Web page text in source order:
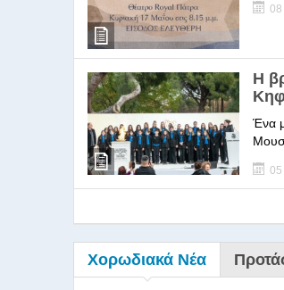
08
Η
Ένα
05
Χορωδιακά Νέα